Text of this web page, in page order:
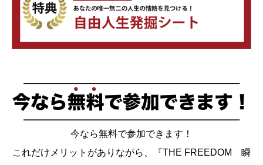
今なら無料で参加できます！
これだけメリットがありながら、『THE FREEDOM 瞬